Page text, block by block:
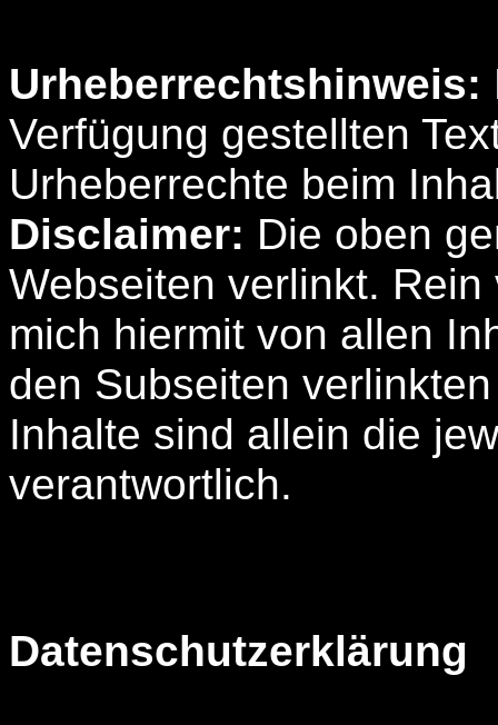
Urheberrechtshinweis:
Verfügung gestellten
Urheberrechte beim
Disclaimer: Die oben
Webseiten verlinkt.
mich hiermit von allen
den Subseiten
Inhalte sind allein die
verantwortlich.
Datenschutzerklärung